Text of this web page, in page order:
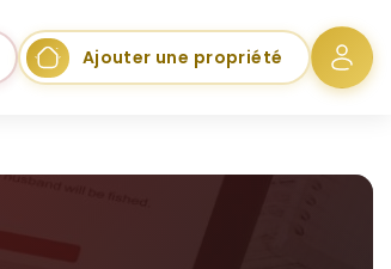
Ajouter une propriété